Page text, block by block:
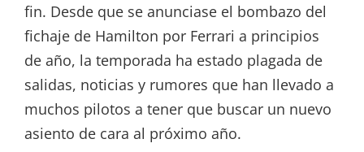
fin. Desde que se anunciase el bombazo del
fichaje de Hamilton por Ferrari a principios
de año, la temporada ha estado plagada de
salidas, noticias y rumores que han llevado a
muchos pilotos a tener que buscar un nuevo
asiento de cara al próximo año.